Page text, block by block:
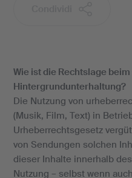
Wie ist die Rechtslage
Hintergrundunterhaltung?
Die Nutzung von
(Musik, Film, Text) in
Urheberrechtsgesetz
von Sendungen solchen
dieser Inhalte innerhalb
Nutzung – selbst wenn